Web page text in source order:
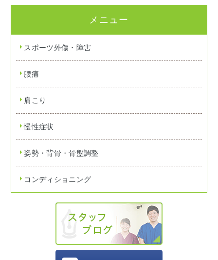
メニュー
スポーツ外傷・障害
腰痛
肩こり
慢性症状
姿勢・背骨・骨盤調整
コンディショニング